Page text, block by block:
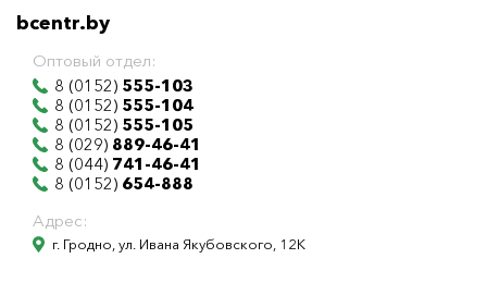
bcentr.by
Оптовый отдел:
8 (0152) 555-103
8 (0152) 555-104
8 (0152) 555-105
8 (029) 889-46-41
8 (044) 741-46-41
8 (0152) 654-888
Адрес:
г. Гродно, ул. Ивана Якубовского, 12К